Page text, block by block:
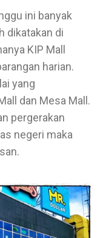
ini banyak
dikatakan di
KIP Mall
harian.
yang
dan Mesa Mall.
pergerakan
negeri maka